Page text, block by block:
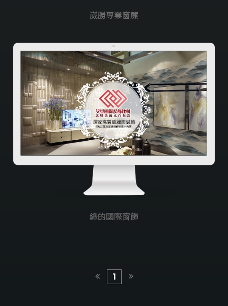
美容/美髮/美妝
宗教/信仰/禮儀
崴勝專業窗簾
綠的國際窗飾
1